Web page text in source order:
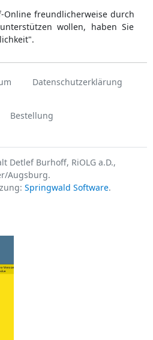
Online freundlicherweise durch
wollen, haben Sie
Datenschutzerklärung
Bestellung
Detlef Burhoff, RiOLG a.D.,
Augsburg.
Springwald Software.